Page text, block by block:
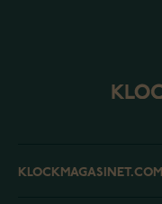
KLOCKMAGASINET.COM